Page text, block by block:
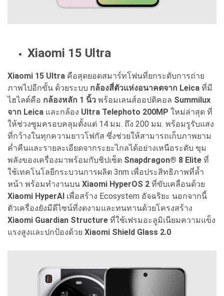
Xiaomi 15 Ultra
Xiaomi 15 Ultra คือสุดยอดสมาร์ทโฟนที่ยกระดับการถ่าย
ภาพไปอีกขั้น ด้วยระบบ กล้องสี่ตัวแห่งอนาคตจาก Leica ที่มี
ไฮไลต์คือ กล้องหลัก 1 นิ้ว พร้อมเลนส์ออปติคอล Summilux
จาก Leica และกล้อง Ultra Telephoto 200MP ใหม่ล่าสุด ที่
ให้ช่วงซูมครอบคลุมตั้งแต่ 14 มม. ถึง 200 มม. พร้อมรูรับแสง
ที่กว้างในทุกความยาวโฟกัส ซึ่งช่วยให้สามารถเก็บภาพยาม
ค่ำคืนและรายละเอียดจากระยะไกลได้อย่างเหนือระดับ ขุม
พลังของเครื่องมาพร้อมกับชิปเซ็ต Snapdragon® 8 Elite ที่
ใช้เทคโนโลยีกระบวนการผลิต 3nm เพื่อประสิทธิภาพที่ล้ำ
หน้า พร้อมทำงานบน Xiaomi HyperOS 2 ที่ขับเคลื่อนด้วย
Xiaomi HyperAI เพื่อสร้าง Ecosystem อัจฉริยะ นอกจากนี้
ตัวเครื่องยังมีดีไซน์ที่งดงามและทนทานด้วยโครงสร้าง
Xiaomi Guardian Structure ที่ใช้เฟรมอะลูมิเนียมความแข็ง
แรงสูงและปกป้องด้วย Xiaomi Shield Glass 2.0